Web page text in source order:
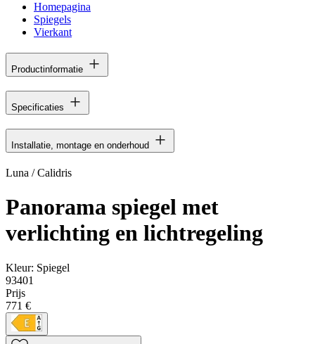
Homepagina
Spiegels
Vierkant
Productinformatie
Specificaties
Installatie, montage en onderhoud
Luna / Calidris
Panorama spiegel met
verlichting en lichtregeling
Kleur: Spiegel
93401
Prijs
771 €